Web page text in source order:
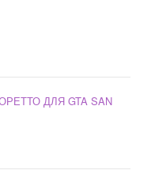
ДЛЯ GTA SAN